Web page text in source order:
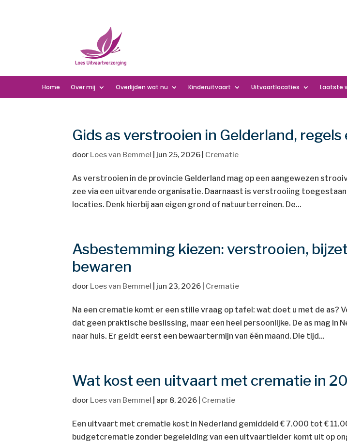
Home Over mij Overlijden wat nu Kinderuitvaart Uitvaartlocaties Laatste
Gids as verstrooien in Gelderland, regels
door Loes van Bemmel jun 25, 2026 Crematie
As verstrooien in de provincie Gelderland mag op een aangewezen
zee via een uitvarende organisatie. Daarnaast is verstrooiing toegestaan
locaties. Denk hierbij aan eigen grond of natuurterreinen. De...
Asbestemming kiezen: verstrooien,
bewaren
door Loes van Bemmel jun 23, 2026 Crematie
Na een crematie komt er een stille vraag op tafel: wat doet u met de as?
dat geen praktische beslissing, maar een heel persoonlijke. De as mag in
naar huis. Er geldt eerst een bewaartermijn van één maand. Die tijd...
Wat kost een uitvaart met crematie in
door Loes van Bemmel apr 8, 2026 Crematie
Een uitvaart met crematie kost in Nederland gemiddeld € 7.000 tot €
budgetcrematie zonder begeleiding van een uitvaartleider komt uit op